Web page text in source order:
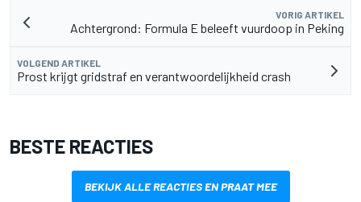
VORIG ARTIKEL
Achtergrond: Formula E beleeft vuurdoop in Peking
VOLGEND ARTIKEL
Prost krijgt gridstraf en verantwoordelijkheid crash
BESTE REACTIES
BEKIJK ALLE REACTIES EN PRAAT MEE